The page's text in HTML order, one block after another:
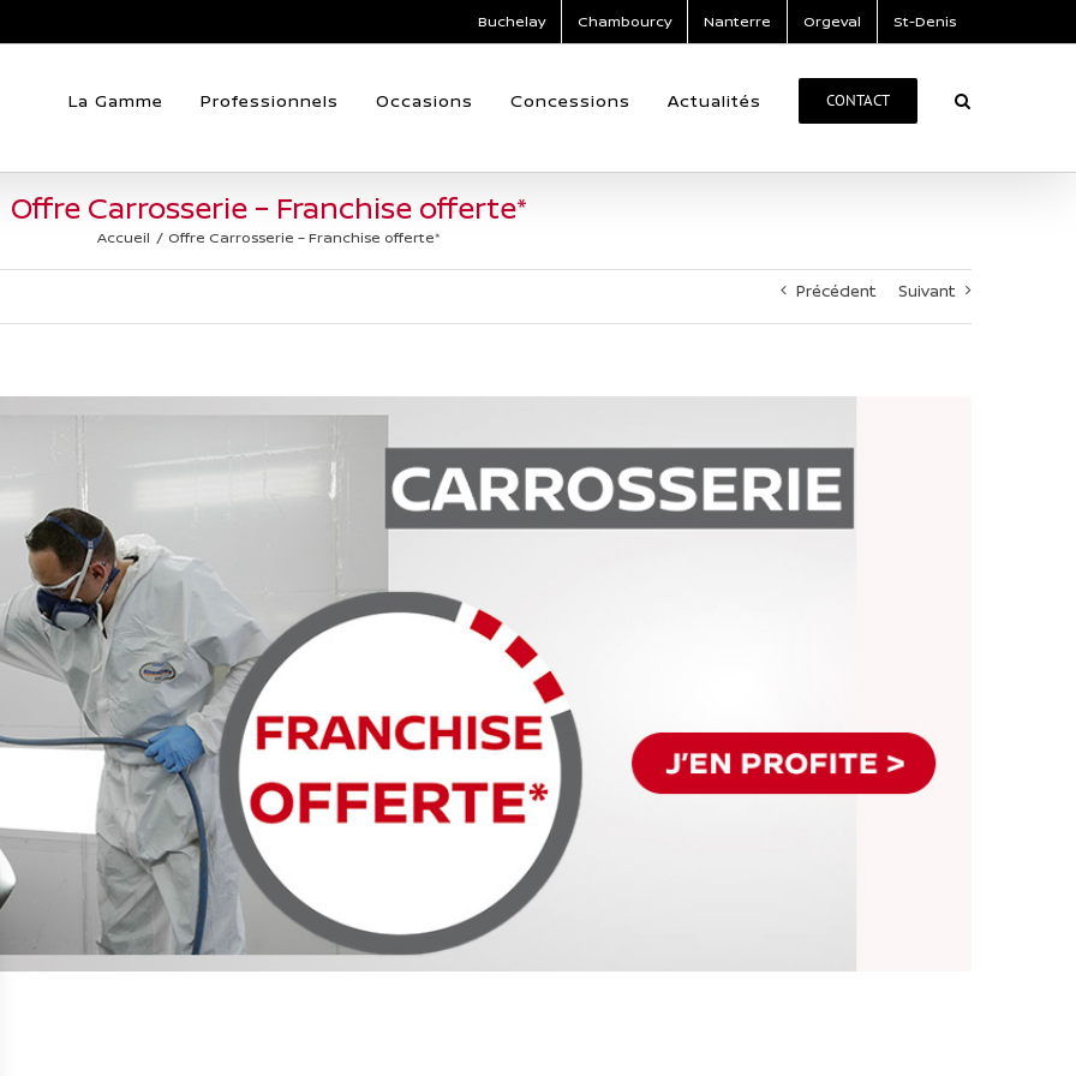
Buchelay Chambourcy Nanterre Orgeval St-Denis
La Gamme Professionnels Occasions Concessions Actualités CONTACT
Offre Carrosserie – Franchise offerte*
Accueil Offre Carrosserie – Franchise offerte*
Précédent Suivant